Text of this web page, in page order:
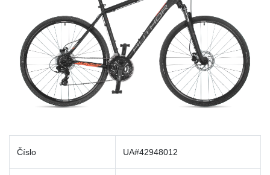
Číslo UA#42948012